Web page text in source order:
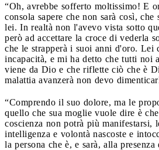
“Oh, avrebbe sofferto moltissimo! E
consola sapere che non sarà così,
lei. In realtà non l'avevo vista sotto
però ad accettare la croce di vederla
che le strapperà i suoi anni d'oro. Lei
incapacità, e mi ha detto che tutti noi
viene da Dio e che riflette ciò che è
malattia avanzerà non devo
“Comprendo il suo dolore, ma le
quello che sua moglie vuole dire è
coscienza non potrà più manifestarsi,
intelligenza e volontà nascoste e
la persona che è, e sarà, alla